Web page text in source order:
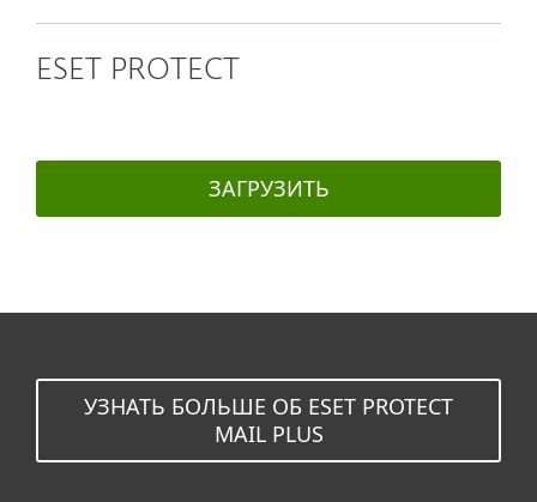
ESET PROTECT
ЗАГРУЗИТЬ
УЗНАТЬ БОЛЬШЕ ОБ ESET PROTECT
MAIL PLUS